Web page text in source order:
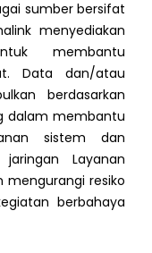
sumber bersifat
menyediakan
membantu
Data dan/atau
berdasarkan
dalam membantu
sistem dan
Layanan
mengurangi resiko
berbahaya